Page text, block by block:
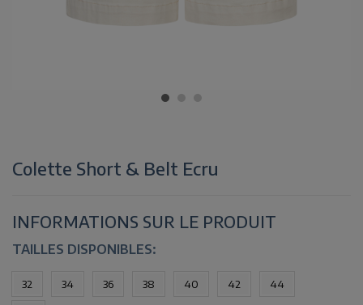
Colette Short & Belt Ecru
INFORMATIONS SUR LE PRODUIT
TAILLES DISPONIBLES:
32 34 36 38 40 42 44